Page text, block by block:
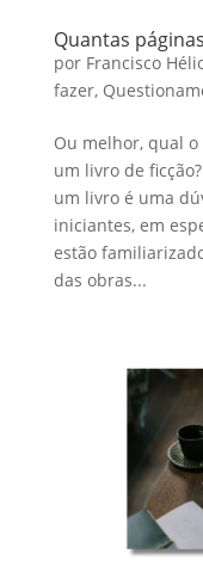
Quantas
por Francisco
fazer,
Ou melhor, qual
um livro de
um livro é uma
iniciantes, em
estão
das obras...